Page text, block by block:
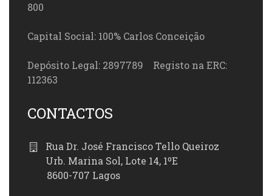
800
Capital Social: 100% Carlos Conceição
Depósito Legal: 2897789 Registo na ERC:
112363
CONTACTOS
Rua Dr. José Francisco Tello Queiroz
Urb. Marina Sol, Lote 14, 1ºE
8600-707 Lagos